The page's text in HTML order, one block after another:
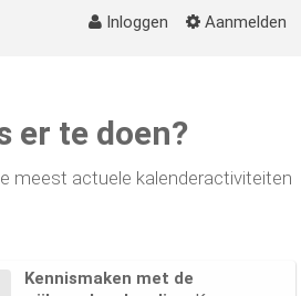
Inloggen Aanmelden
er te doen?
meest actuele kalenderactiviteiten
Kennismaken met de